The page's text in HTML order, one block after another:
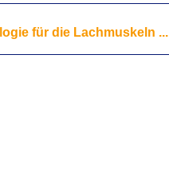
für die Lachmuskeln ...